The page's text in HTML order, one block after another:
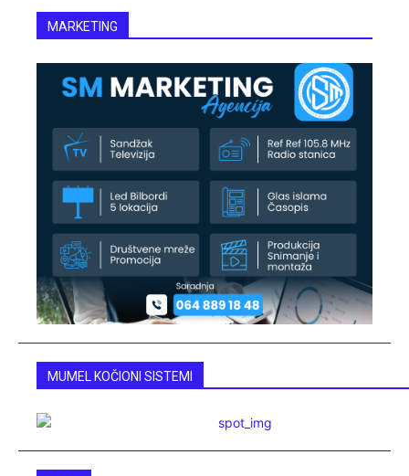
MARKETING
MUMEL KOČIONI SISTEMI